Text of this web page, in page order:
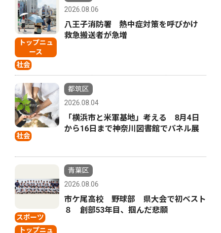
トップニュ
ース
社会
2026.08.06
八王子消防署 熱中症対策を呼びかけ
救急搬送者が急増
社会
都筑区
2026.08.04
「横浜市と米軍基地」考える 8月4日
から16日まで神奈川図書館でパネル展
スポーツ
トップニュ
青葉区
2026.08.06
市ケ尾高校 野球部 県大会で初ベスト
８ 創部53年目、掴んだ悲願